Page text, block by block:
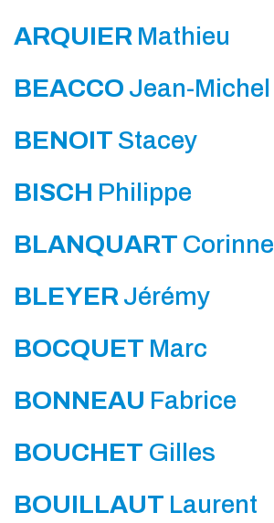
ARQUIER Mathieu
BEACCO Jean-Michel
BENOIT Stacey
BISCH Philippe
BLANQUART Corinne
BLEYERJérémy
BOCQUET Marc
BONNEAU Fabrice
BOUCHET Gilles
BOUILLAUT Laurent